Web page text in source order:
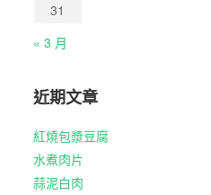
31
« 3 月
近期文章
紅燒包漿豆腐
水煮肉片
蒜泥白肉